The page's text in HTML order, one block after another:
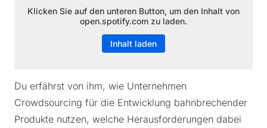
Klicken Sie auf den unteren Button, um den Inhalt von
open.spotify.com zu laden.
Inhalt laden
Du erfährst von ihm, wie Unternehmen
Crowdsourcing für die Entwicklung bahnbrechender
Produkte nutzen, welche Herausforderungen dabei